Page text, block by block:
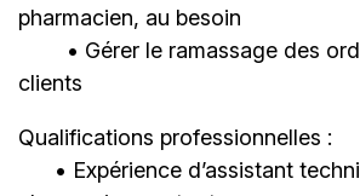
pharmacien, au besoin
• Gérer le ramassage des
clients
Qualifications professionnelles :
• Expérience d’assistant